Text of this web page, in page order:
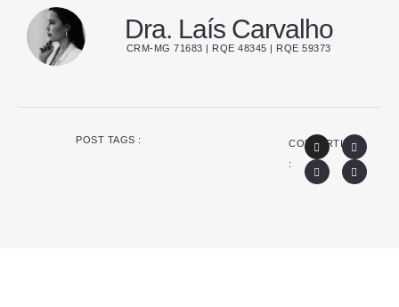
Dra. Laís Carvalho
CRM-MG 71683 | RQE 48345 | RQE 59373
POST TAGS :
COMPARTILHE
: